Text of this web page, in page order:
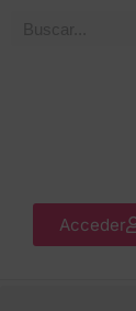
Acceder